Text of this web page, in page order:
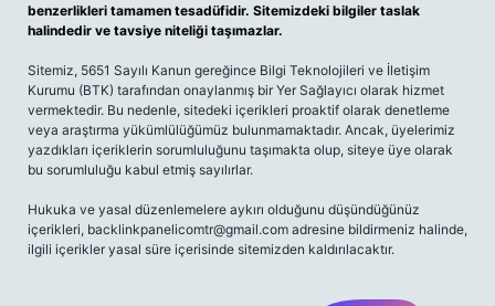
benzerlikleri tamamen tesadüfidir. Sitemizdeki bilgiler taslak
halindedir ve tavsiye niteliği taşımazlar.
Sitemiz, 5651 Sayılı Kanun gereğince Bilgi Teknolojileri ve İletişim
Kurumu (BTK) tarafından onaylanmış bir Yer Sağlayıcı olarak hizmet
vermektedir. Bu nedenle, sitedeki içerikleri proaktif olarak denetleme
veya araştırma yükümlülüğümüz bulunmamaktadır. Ancak, üyelerimiz
yazdıkları içeriklerin sorumluluğunu taşımakta olup, siteye üye olarak
bu sorumluluğu kabul etmiş sayılırlar.
Hukuka ve yasal düzenlemelere aykırı olduğunu düşündüğünüz
içerikleri, backlinkpanelicomtr@gmail.com adresine bildirmeniz halinde,
ilgili içerikler yasal süre içerisinde sitemizden kaldırılacaktır.